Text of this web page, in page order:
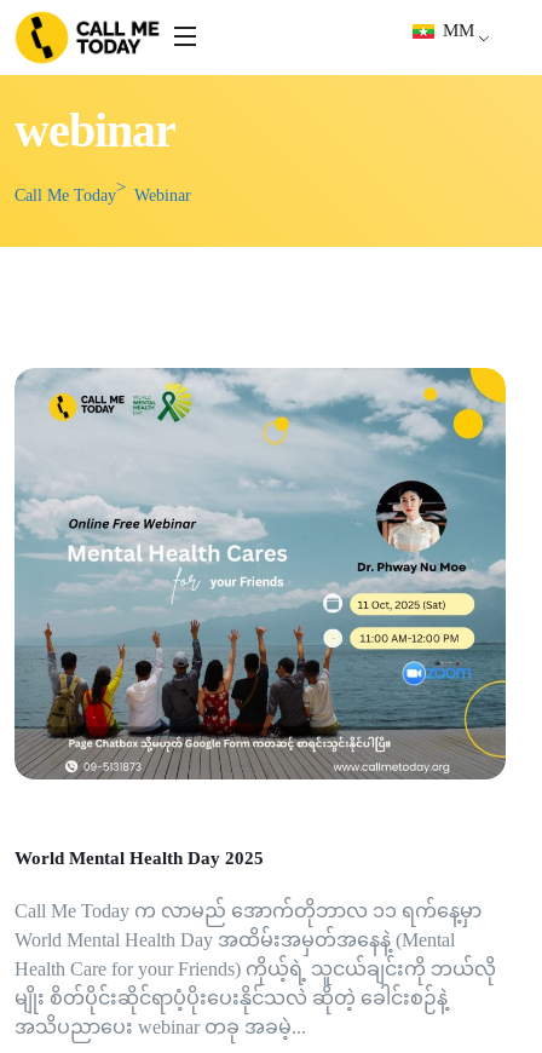
MM
webinar
Call Me Today Webinar
World Mental Health Day 2025
Call Me Today က လာမည် အောက်တိုဘာလ ၁၁ ရက်နေ့မှာ
World Mental Health Day အထိမ်းအမှတ်အနေနဲ့ (Mental
Health Care for your Friends) ကိုယ့်ရဲ့ သူငယ်ချင်းကို ဘယ်လို
မျိုး စိတ်ပိုင်းဆိုင်ရာပံ့ပိုးပေးနိုင်သလဲ ဆိုတဲ့ ခေါင်းစဉ်နဲ့
အသိပညာပေး webinar တခု အခမဲ့...